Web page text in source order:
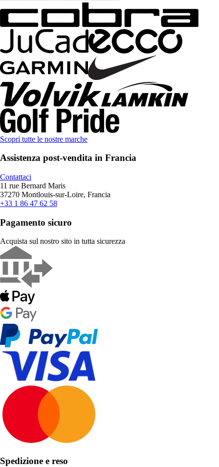
Scopri tutte le nostre marche
Assistenza post-vendita in Francia
Contattaci
11 rue Bernard Maris
37270 Montlouis-sur-Loire, Francia
+33 1 86 47 62 58
Pagamento sicuro
Acquista sul nostro sito in tutta sicurezza
Spedizione e reso